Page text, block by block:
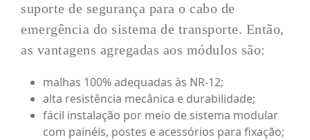
suporte de segurança para o cabo de
emergência do sistema de transporte. Então,
as vantagens agregadas aos módulos são:
malhas 100% adequadas às NR-12;
alta resistência mecânica e durabilidade;
fácil instalação por meio de sistema modular
com painéis, postes e acessórios para fixação;